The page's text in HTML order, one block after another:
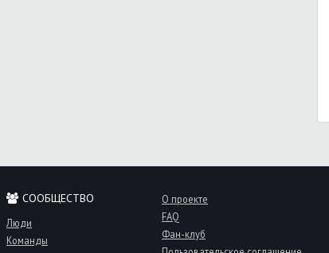
СООБЩЕСТВО
Люди
Команды
О проекте
FAQ
Фан-клуб